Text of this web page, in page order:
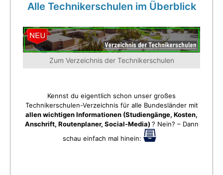
Alle Technikerschulen im Überblick
Zum Verzeichnis der Technikerschulen
Kennst du eigentlich schon unser großes
Technikerschulen-Verzeichnis für alle Bundesländer mit
allen wichtigen Informationen (Studiengänge, Kosten,
Anschrift, Routenplaner, Social-Media) ? Nein? – Dann
schau einfach mal hinein: